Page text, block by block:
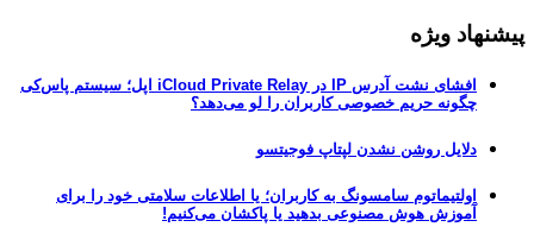
پیشنهاد ویژه
افشای نشت آدرس IP در iCloud Private Relay اپل؛ سیستم پاس‌کی
چگونه حریم خصوصی کاربران را لو می‌دهد؟
دلایل روشن نشدن لپتاپ فوجیتسو
اولتیماتوم سامسونگ به کاربران؛ یا اطلاعات سلامتی خود را برای
آموزش هوش مصنوعی بدهید یا پاکشان می‌کنیم!